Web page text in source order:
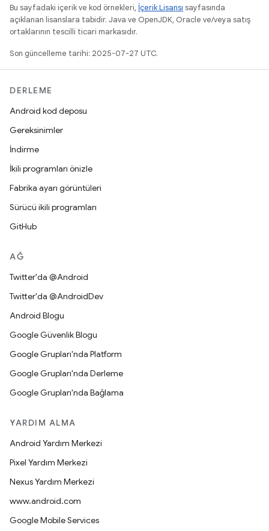
Bu sayfadaki içerik ve kod örnekleri, İçerik Lisansı sayfasında
açıklanan lisanslara tabidir. Java ve OpenJDK, Oracle ve/veya satış
ortaklarının tescilli ticari markasıdır.
Son güncelleme tarihi: 2025-07-27 UTC.
DERLEME
Android kod deposu
Gereksinimler
İndirme
İkili programları önizle
Fabrika ayarı görüntüleri
Sürücü ikili programları
GitHub
AĞ
Twitter'da @Android
Twitter'da @AndroidDev
Android Blogu
Google Güvenlik Blogu
Google Grupları'nda Platform
Google Grupları'nda Derleme
Google Grupları'nda Bağlama
YARDIM ALMA
Android Yardım Merkezi
Pixel Yardım Merkezi
Nexus Yardım Merkezi
www.android.com
Google Mobile Services